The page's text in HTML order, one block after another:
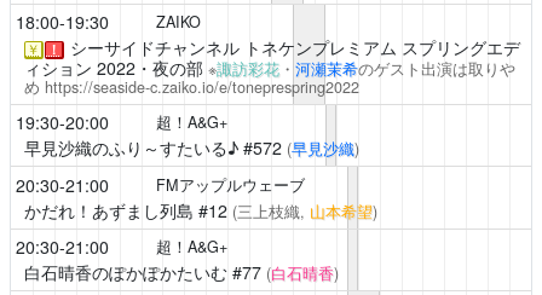
18:00-19:30 ZAIKO
￥ ！ シーサイドチャンネルトネケンプレミアム スプリングエデ
ィション 2022・夜の部 ※諏訪彩花・ 河瀬茉希のゲスト出演は取りや
め https://seaside-c.zaiko.io/e/toneprespring2022
19:30-20:00 超！A&G+
早見沙織のふり～すたいる♪#572 (早見沙織)
20:30-21:00 FMアップルウェーブ
かだれ！あずまし列島 #12 (三上枝織, 山本希望)
20:30-21:00 超！A&G+
白石晴香のぽかぽかたいむ#77 (白石晴香)